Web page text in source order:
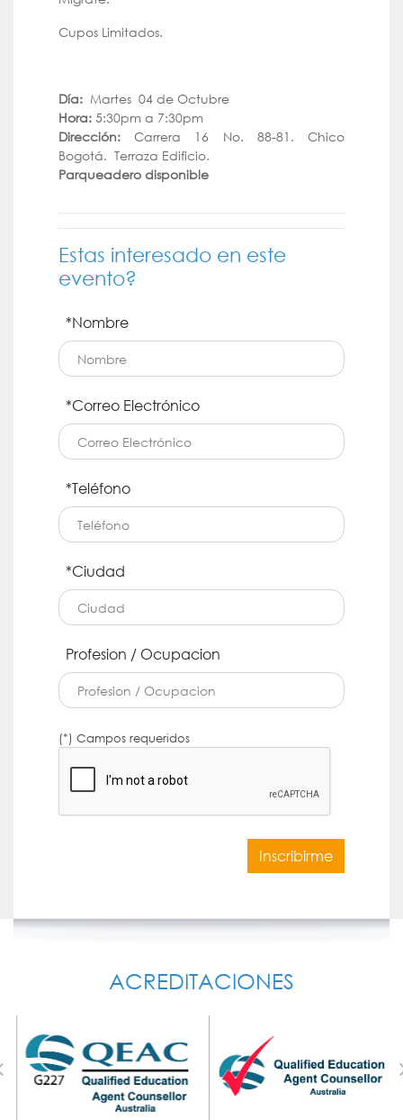
Cupos Limitados.
Día: Martes 04 de Octubre
Hora: 5:30pm a 7:30pm
Dirección:Carrera 16 No. 88-81. Chico
Bogotá. Terraza Edificio.
Parqueadero disponible
Estas interesado en este
evento?
*Nombre
*Correo Electrónico
*Teléfono
*Ciudad
Profesion / Ocupacion
(*) Campos requeridos
Inscribirme
ACREDITACIONES